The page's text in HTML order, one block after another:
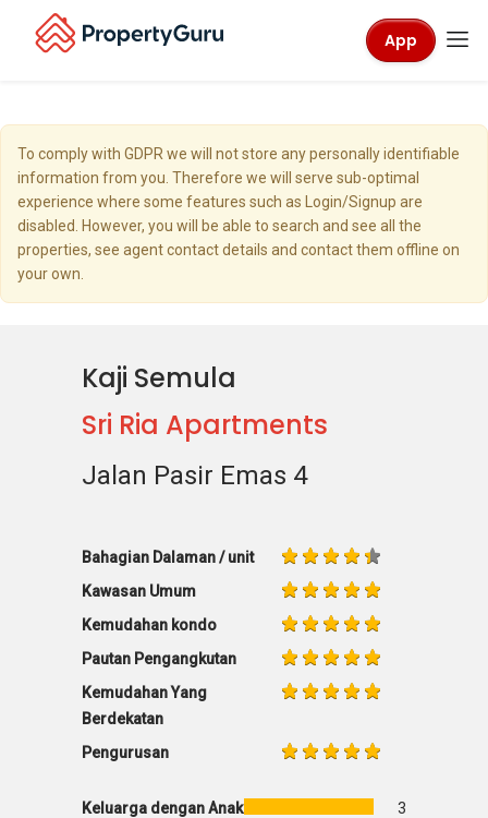
App
To comply with GDPR we will not store any personally identifiable
information from you. Therefore we will serve sub-optimal
experience where some features such as Login/Signup are
disabled. However, you will be able to search and see all the
properties, see agent contact details and contact them offline on
your own.
Kaji Semula
Sri Ria Apartments
Jalan Pasir Emas 4
Bahagian Dalaman / unit
Kawasan Umum
Kemudahan kondo
Pautan Pengangkutan
Kemudahan Yang
Berdekatan
Pengurusan
Keluarga dengan Anak
3